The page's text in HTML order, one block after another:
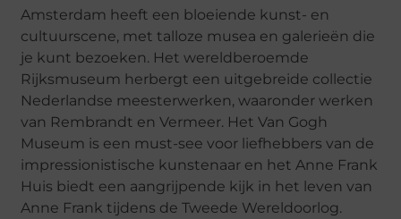
Amsterdam heeft een bloeiende kunst- en
cultuurscene, met talloze musea en galerieën die
je kunt bezoeken. Het wereldberoemde
Rijksmuseum herbergt een uitgebreide collectie
Nederlandse meesterwerken, waaronder werken
van Rembrandt en Vermeer. Het Van Gogh
Museum is een must-see voor liefhebbers van de
impressionistische kunstenaar en het Anne Frank
Huis biedt een aangrijpende kijk in het leven van
Anne Frank tijdens de Tweede Wereldoorlog.